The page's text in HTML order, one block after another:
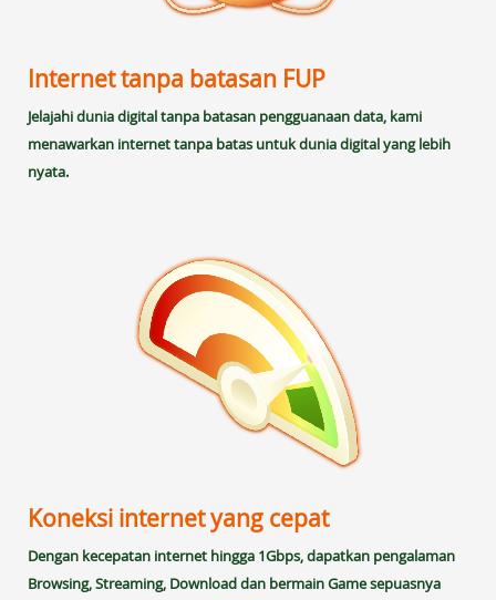
Internet tanpa batasan FUP
Jelajahi dunia digital tanpa batasan pengguanaan data, kami
menawarkan internet tanpa batas untuk dunia digital yang lebih
nyata.
Koneksi internet yang cepat
Dengan kecepatan internet hingga 1Gbps, dapatkan pengalaman
Browsing, Streaming, Download dan bermain Game sepuasnya